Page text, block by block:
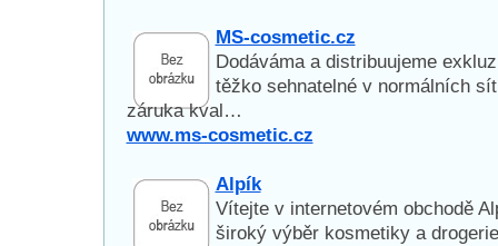
MS-cosmetic.cz
Dodáváma a distribuujeme
těžko sehnatelné v normálních
záruka kval…
www.ms-cosmetic.cz
Alpík
Vítejte v internetovém obchodě
široký výběr kosmetiky a